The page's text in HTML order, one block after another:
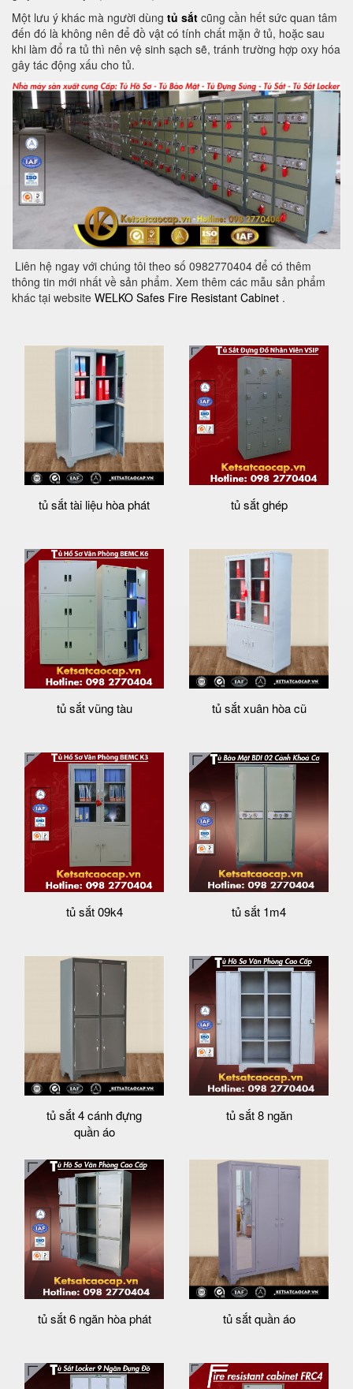
Một lưu ý khác mà người dùng tủ sắt cũng cần hết sức quan tâm
đến đó là không nên để đồ vật có tính chất mặn ở tủ, hoặc sau
khi làm đổ ra tủ thì nên vệ sinh sạch sẽ, tránh trường hợp oxy hóa
gây tác động xấu cho tủ.
Liên hệ ngay với chúng tôi theo số 0982770404 để có thêm
thông tin mới nhất về sản phẩm. Xem thêm các mẫu sản phẩm
khác tại website WELKO Safes Fire Resistant Cabinet .
tủ sắt tài liệu hòa phát tủ sắt ghép
tủ sắt vũng tàu tủ sắt xuân hòa cũ
tủ sắt 09k4 tủ sắt 1m4
tủ sắt 4 cánh đựng
quần áo
tủ sắt 8 ngăn
tủ sắt 6 ngăn hòa phát tủ sắt quần áo